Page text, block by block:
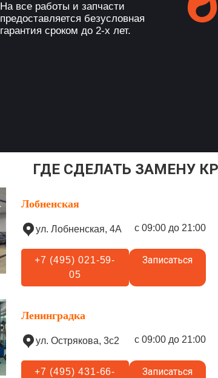
На все работы и запчасти
предоставляется безусловная
гарантия сроком до 2-х лет.
ГДЕ СДЕЛАТЬ ЗАМЕНУ
Лобненская
ул. Лобненская, 4А с 09:00 до 21:00
+7 (495) 021-59-
05
Записаться
Ленинградка
ул. Острякова, 3с2 с 09:00 до 21:00
+7 (495) 431-66-
Записаться